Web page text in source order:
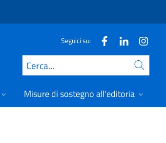
Seguici su:
Cerca
Misure di sostegno all'editoria